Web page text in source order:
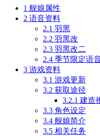
1 舰娘属性
2 语音资料
2.1 羽黑
2.2 羽黑改
2.3 羽黑改二
2.4 季节限定语
3 游戏资料
3.1 游戏更新
3.2 获取途径
3.2.1 建造
3.3 角色设定
3.4 舰娘简介
3.5 相关任务